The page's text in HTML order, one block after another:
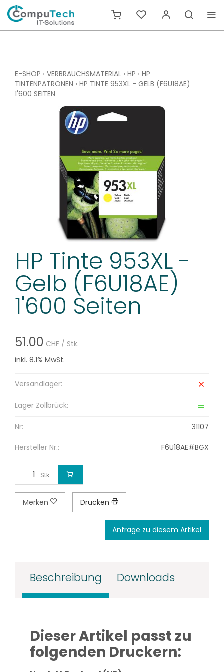
E-SHOP › VERBRAUCHSMATERIAL › HP › HP
TINTENPATRONEN › HP TINTE 953XL - GELB (F6U18AE)
1'600 SEITEN
HP Tinte 953XL -
Gelb (F6U18AE)
1'600 Seiten
51.00 CHF / Stk.
inkl. 8.1% MwSt.
Versandlager:
Lager Zollbrück:
Nr: 31107
Hersteller Nr.: F6U18AE#BGX
Stk.
Merken Drucken
Anfrage zu diesem Artikel
Beschreibung Downloads
Dieser Artikel passt zu
folgenden Druckern: